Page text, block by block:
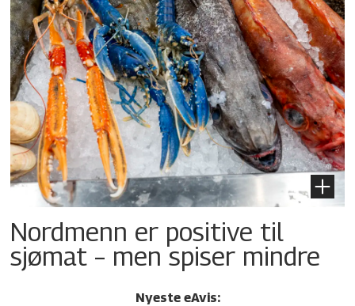
Nordmenn er positive til
sjømat – men spiser mindre
Nyeste eAvis: